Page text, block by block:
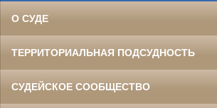
О СУДЕ
ТЕРРИТОРИАЛЬНАЯ ПОДСУДНОСТЬ
СУДЕЙСКОЕ СООБЩЕСТВО